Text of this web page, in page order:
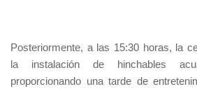
Posteriormente, a las 15:30 horas, la
la instalación de hinchables
proporcionando una tarde de